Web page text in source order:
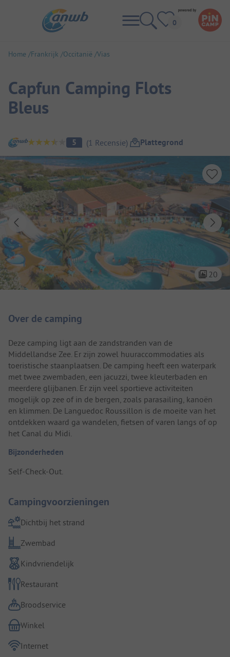
Home Frankrijk Occitanië Vias
Capfun Camping Flots
Bleus
Camping overzicht
5 (1 Recensie) Plattegrond
20
Over de camping
Deze camping ligt aan de zandstranden van de
Middellandse Zee. Er zijn zowel huuraccommodaties als
toeristische staanplaatsen. De camping heeft een waterpark
met twee zwembaden, een jacuzzi, twee kleuterbaden en
meerdere glijbanen. Er zijn veel sportieve activiteiten
mogelijk op zee of in de bergen, zoals parasailing, kanoën
en klimmen. De Languedoc Roussillon is de moeite van het
ontdekken waard ga wandelen, fietsen of varen langs of op
het Canal du Midi.
Bijzonderheden
Self-Check-Out.
Campingvoorzieningen
Dichtbij het strand
Zwembad
Kindvriendelijk
Restaurant
Broodservice
Winkel
Internet